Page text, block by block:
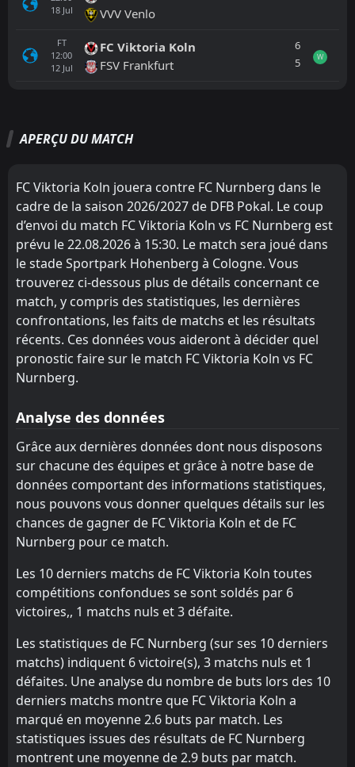
18 Jul
VVV Venlo
FT
12:00
12 Jul
FC Viktoria Koln
FSV Frankfurt
6
5
W
11:00
15 Aug
SpVgg Greuther Furth
FC Nurnberg
11:30
09Aug
FC Nurnberg
Dynamo Dresden
FT
11:00
01Aug
FC Nurnberg
Oviedo
TBD
14:00
Jul
Palermo
FT
14:00
FC Nurnberg
FT
16:00
11Jul
Ansbach
FC Nurnberg
1
5
17:00
08Jul
Kornburg
FC Nurnberg
15:00
02 Jul
FC Nurnberg
Legia Warszawa
FT
17May
FC Nurnberg
3
FT
18:30
09May
FC Nurnberg
FC Schalke 04
3
W
FT
11:30
May
SpVgg Greuther Furth
FC Nurnberg
1
APERÇU DU MATCH
FC Viktoria Koln jouera contre FC Nurnberg dans le
cadre de la saison 2026/2027 de DFB Pokal. Le coup
d’envoi du match FC Viktoria Koln vs FC Nurnberg est
prévu le 22.08.2026 à 15:30. Le match sera joué dans
le stade Sportpark Hohenberg à Cologne. Vous
trouverez ci-dessous plus de détails concernant ce
match, y compris des statistiques, les dernières
confrontations, les faits de matchs et les résultats
récents. Ces données vous aideront à décider quel
pronostic faire sur le match FC Viktoria Koln vs FC
Nurnberg.
Analyse des données
Grâce aux dernières données dont nous disposons
sur chacune des équipes et grâce à notre base de
données comportant des informations statistiques,
nous pouvons vous donner quelques détails sur les
chances de gagner de FC Viktoria Koln et de FC
Nurnberg pour ce match.
Les 10 derniers matchs de FC Viktoria Koln toutes
compétitions confondues se sont soldés par 6
victoires,, 1 matchs nuls et 3 défaite.
Les statistiques de FC Nurnberg (sur ses 10 derniers
matchs) indiquent 6 victoire(s), 3 matchs nuls et 1
défaites. Une analyse du nombre de buts lors des 10
derniers matchs montre que FC Viktoria Koln a
marqué en moyenne 2.6 buts par match. Les
statistiques issues des résultats de FC Nurnberg
montrent une moyenne de 2.9 buts par match.